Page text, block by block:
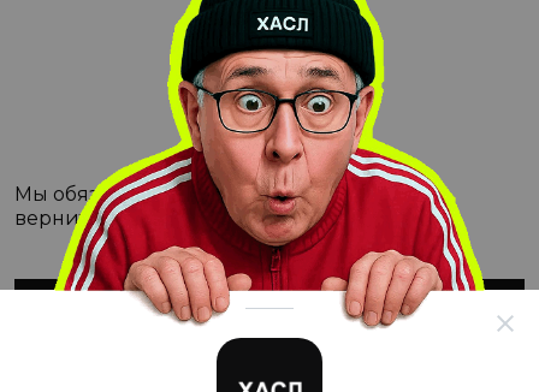
Мы обязательно с этим разберёмся, а пока
вернитесь на Главную
ВЕРНУТЬСЯ НА ГЛАВНУЮ